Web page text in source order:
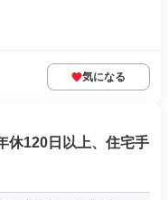
気になる
休120日以上、住宅手